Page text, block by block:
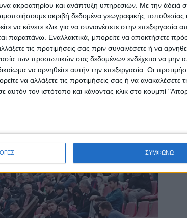
ακροατηρίου και ανάπτυξη υπηρεσιών. Με την άδειά
ακριβή δεδομένα γεωγραφικής τοποθεσίας
κάνετε κλικ για να συναινέσετε στην επεξεργασία
παραπάνω. Εναλλακτικά, μπορείτε να αποκτήσετε
τις προτιμήσεις σας πριν συναινέσετε ή να
των προσωπικών σας δεδομένων ενδέχεται να μην
να αρνηθείτε αυτήν την επεξεργασία. Οι
να αλλάξετε τις προτιμήσεις σας ή να ανακαλέσετε
αυτόν τον ιστότοπο και κάνοντας κλικ στο κουμπί
ΣΥΜΦΩΝΩ